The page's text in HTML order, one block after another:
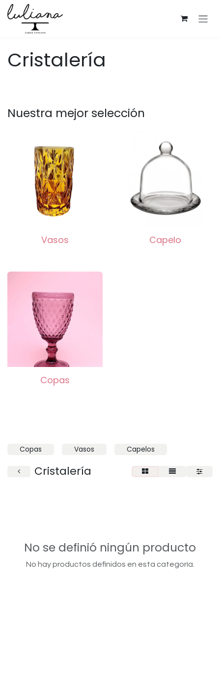
Ir al contenido
Cristalería
Nuestra mejor selección
Vasos Capelo
Copas
Copas Vasos Capelos
Cristalería
No se definió ningún producto
No hay productos definidos en esta categoría.